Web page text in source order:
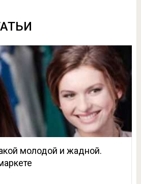
молодой и жадной.